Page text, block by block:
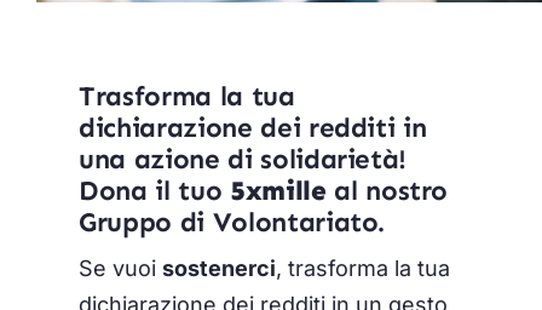
Trasforma la tua
dichiarazione dei redditi in
una azione di solidarietà!
Dona il tuo 5xmilleal nostro
Gruppo di Volontariato.
Se vuoi sostenerci, trasforma la tua
dichiarazione dei redditi in un gesto